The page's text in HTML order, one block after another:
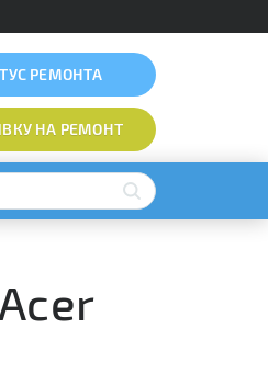
РЕМОНТА
НА РЕМОНТ